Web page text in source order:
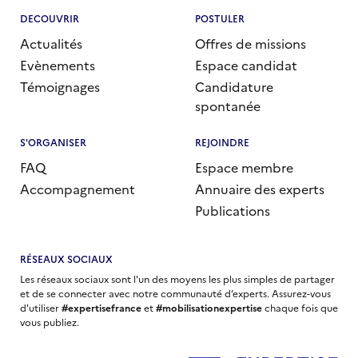
DECOUVRIR
Actualités
Evènements
Témoignages
POSTULER
Offres de missions
Espace candidat
Candidature
spontanée
S'ORGANISER
FAQ
Accompagnement
REJOINDRE
Espace membre
Annuaire des experts
Publications
RÉSEAUX SOCIAUX
Les réseaux sociaux sont l'un des moyens les plus simples de partager
et de se connecter avec notre communauté d’experts. Assurez-vous
d'utiliser#expertisefranceet#mobilisationexpertisechaque fois que
vous publiez.